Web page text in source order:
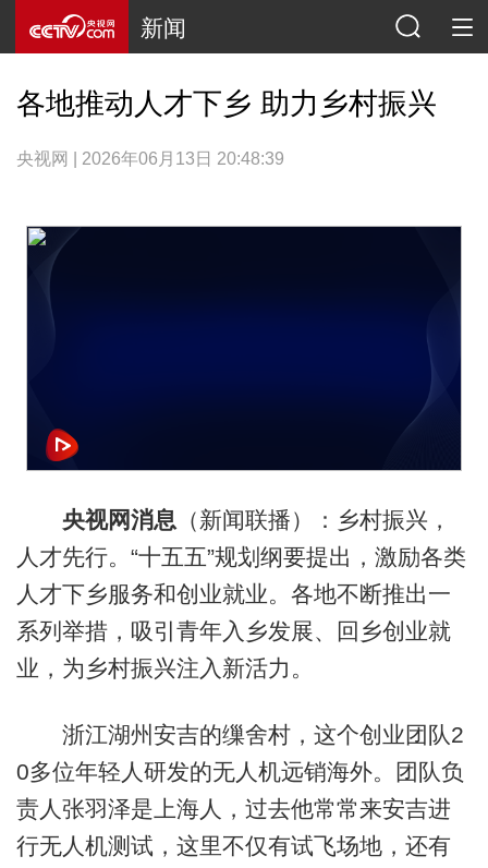
新闻
各地推动人才下乡 助力乡村振兴
央视网 | 2026年06月13日 20:48:39
央视网消息 （新闻联播）：乡村振兴，
人才先行。“十五五”规划纲要提出，激励各类
人才下乡服务和创业就业。各地不断推出一
系列举措，吸引青年入乡发展、回乡创业就
业，为乡村振兴注入新活力。
浙江湖州安吉的缫舍村，这个创业团队2
0多位年轻人研发的无人机远销海外。团队负
责人张羽泽是上海人，过去他常常来安吉进
行无人机测试，这里不仅有试飞场地，还有